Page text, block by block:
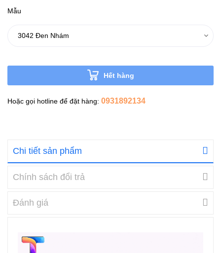
Mẫu
Hết hàng
Hoặc gọi hotline để đặt hàng: 0931892134
Chi tiết sản phẩm
Chính sách đổi trả
Đánh giá